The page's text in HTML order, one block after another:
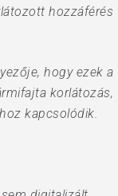
hozzáférés
hogy ezek a
korlátozás,
kapcsolódik.